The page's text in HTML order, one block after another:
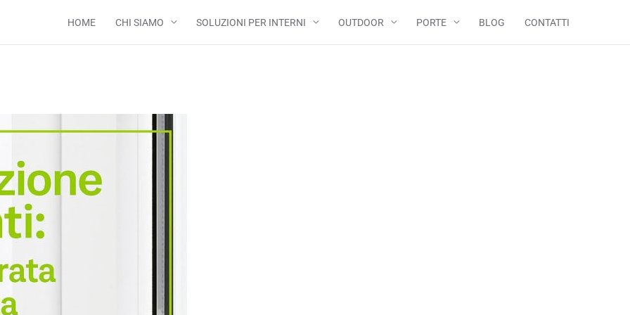
HOME CHI SIAMO SOLUZIONI PER INTERNI OUTDOOR PORTE BLOG CONTATTI